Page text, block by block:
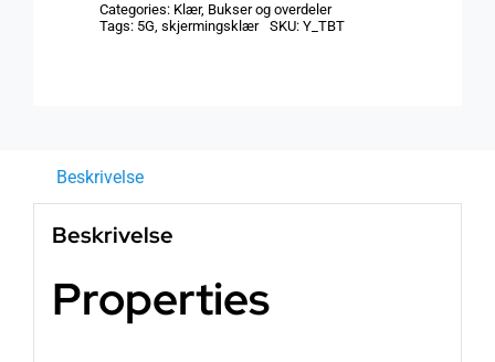
Black-
Categories: Klær, Bukser og overdeler
Tags: 5G, skjermingsklær SKU: Y_TBT
Beskrivelse
Beskrivelse
Properties